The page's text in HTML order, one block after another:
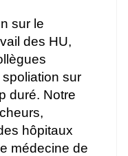
sur le
des HU,
spoliation sur
duré. Notre
hôpitaux
médecine de